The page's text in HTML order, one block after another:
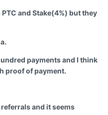
and Stake(4%) but they
payments and I think
proof of payment.
and it seems